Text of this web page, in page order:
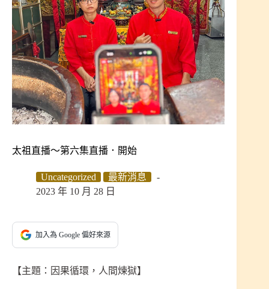
太祖直播～第六集直播．開始
Uncategorized
最新消息
2023 年 10 月 28 日
加入為 Google 偏好來源
【主題：因果循環，人間煉獄】